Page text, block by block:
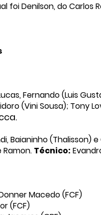
Denilson, do Carlos
Fernando (Luis
(Vini Sousa); Tony
Baianinho (Thalisson)
Ramon. Técnico:
Macedo (FCF)
(FCF)